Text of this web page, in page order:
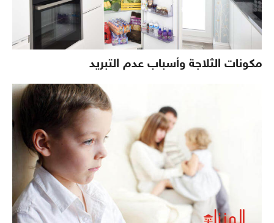
مكونات الثلاجة وأسباب عدم التبريد